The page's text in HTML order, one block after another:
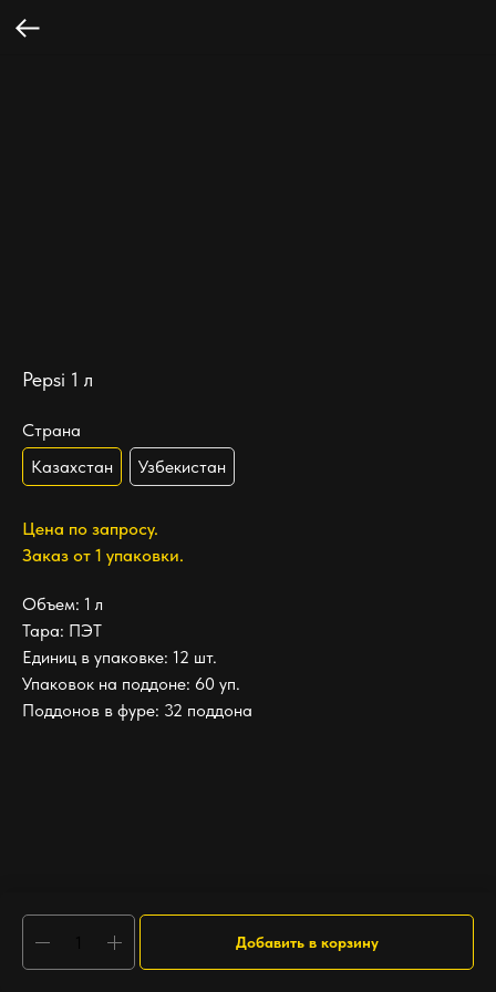
Pepsi 1 л
Страна
Казахстан
Узбекистан
Добавить в корзину
Цена по запросу.
Заказ от 1 упаковки.
Объем: 1 л
Тара: ПЭТ
Единиц в упаковке: 12 шт.
Упаковок на поддоне: 60 уп.
Поддонов в фуре: 32 поддона